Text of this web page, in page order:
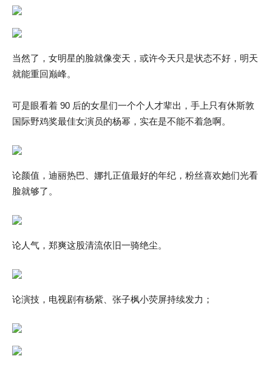
当然了，女明星的脸就像变天，或许今天只是状态不好，明天
就能重回巅峰。
可是眼看着 90 后的女星们一个个人才辈出，手上只有休斯敦
国际野鸡奖最佳女演员的杨幂，实在是不能不着急啊。
论颜值，迪丽热巴、娜扎正值最好的年纪，粉丝喜欢她们光看
脸就够了。
论人气，郑爽这股清流依旧一骑绝尘。
论演技，电视剧有杨紫、张子枫小荧屏持续发力；